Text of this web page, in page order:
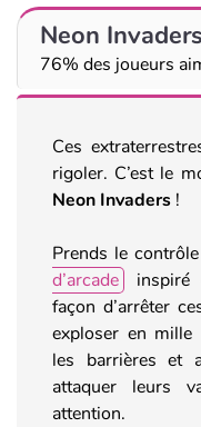
Neon Invaders
76% des joueurs
Ces
rigoler. C’est le
Neon Invaders !
Prends le
d’arcade
inspiré
façon d’arrêter
exploser en mille
les barrières et
attaquer leurs
attention.